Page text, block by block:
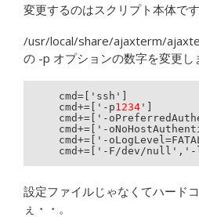
変更するのはスクリプト本体で
/usr/local/share/ajaxterm/
の -p オプションの数字を変更し
    cmd=['ssh']
    cmd+=['-p
1234']
cmd+=['-
cmd+=['-
cmd+=['-
cmd+=['-F/dev/
設定ファイルじゃなくてハード
ぇ・・。